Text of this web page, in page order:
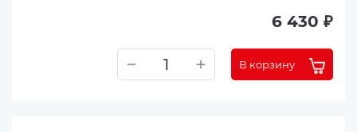
6 430 ₽
В корзину